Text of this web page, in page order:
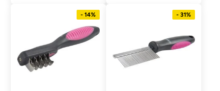
- 14% - 31%